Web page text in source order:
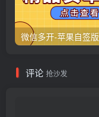
微信多开-苹果自签
评论 抢沙发